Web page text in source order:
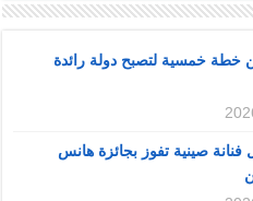
خمسية لتصبح دولة رائدة
فنانة صينية تفوز بجائزة هانس